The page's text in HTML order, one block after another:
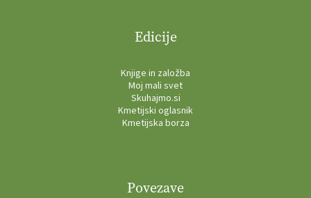
Edicije
Knjige in založba
Moj mali svet
Skuhajmo.si
Kmetijski oglasnik
Kmetijska borza
Povezave